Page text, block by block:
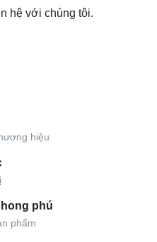
hệ với chúng tôi.
hiệu
phú
phẩm